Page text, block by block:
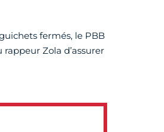
fermés, le PBB
Zola d’assurer